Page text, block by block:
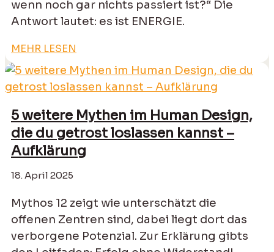
wenn noch gar nichts passiert ist?“ Die
Antwort lautet: es ist ENERGIE.
MEHR LESEN
5 weitere Mythen im Human Design,
die du getrost loslassen kannst –
Aufklärung
18. April 2025
Mythos 12 zeigt wie unterschätzt die
offenen Zentren sind, dabei liegt dort das
verborgene Potenzial. Zur Erklärung gibts